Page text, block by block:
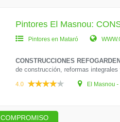
Pintores El Masnou:
Pintores en Mataró
CONSTRUCCIONES REFOGARDEN
de construcción, reformas integrales
4.0 El Masnou